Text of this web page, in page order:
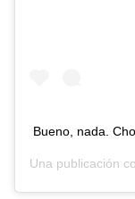
Bueno, nada.
Una publicación